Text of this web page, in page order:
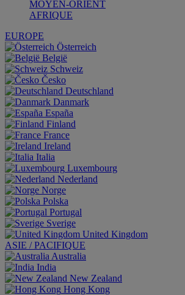
MOYEN-ORIENT
AFRIQUE
EUROPE
Österreich
België
Schweiz
Česko
Deutschland
Danmark
España
Finland
France
Ireland
Italia
Luxembourg
Nederland
Norge
Polska
Portugal
Sverige
United Kingdom
ASIE / PACIFIQUE
Australia
India
New Zealand
Hong Kong